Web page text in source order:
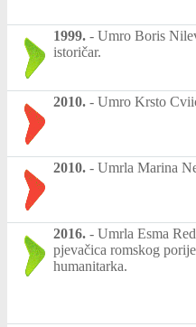
1999. - Umro Boris
istoričar.
2010. - Umro Krsto
2010. - Umrla Marina
2016. - Umrla Esma
pjevačica romskog
humanitarka.